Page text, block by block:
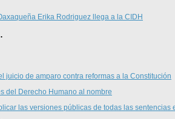
Erika Rodriguez llega a la CIDH
juicio de amparo contra reformas a la Constitución
del Derecho Humano al nombre
las versiones públicas de todas las sentencias